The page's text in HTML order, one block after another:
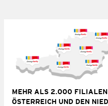
MEHR ALS 2.000 FILIALEN
ÖSTERREICH UND DEN